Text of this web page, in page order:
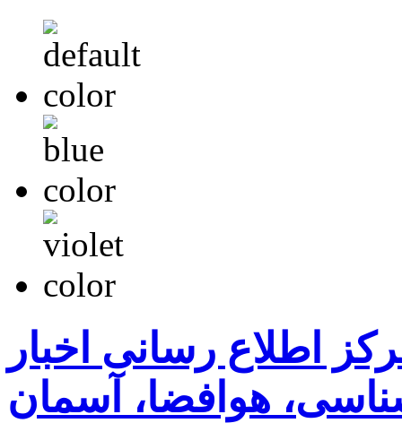
اطلاع رسانی اخبار
هوافضا، آسمان